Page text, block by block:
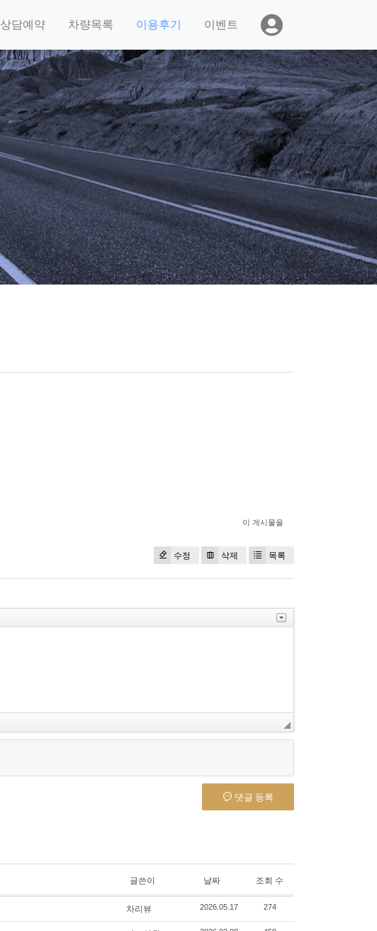
상담예약 차량목록 이용후기 이벤트
이 게시물을
수정 삭제 목록
댓글 등록
글쓴이 날짜 조회 수
차리뷰 2026.05.17 274